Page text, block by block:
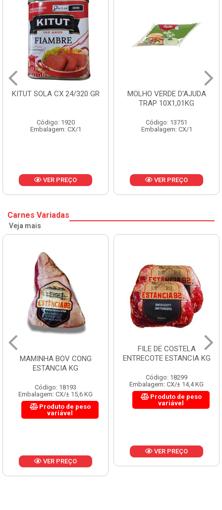
MOLHO VERDE D'AJUDA
Código: 13751
Embalagem: CX/1
VER PREÇO
FRUTAS CRISTALIZADAS
CX 10KG
Código: 1785
Embalagem: KG/10
VER PREÇO
Carnes Variadas
Veja mais
ENTRECOTE ESTANCIA KG
Embalagem: CX/± 14,4 KG
Produto de peso
variável
CUPIM BOV CONG B PUL
KG
Código: 19965
Embalagem: CX/± 18,36 KG
Produto de peso
variável
VER PREÇO